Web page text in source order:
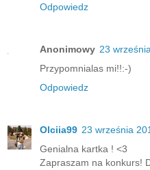
Odpowiedz
Anonimowy 23
Przypomnialas mi!!:-)
Odpowiedz
Olciia99 23 września
Genialna kartka ! <3
Zapraszam na konkurs!